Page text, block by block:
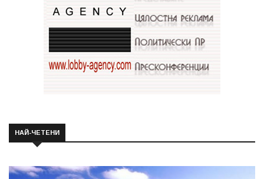
НАЙ-ЧЕТЕНИ